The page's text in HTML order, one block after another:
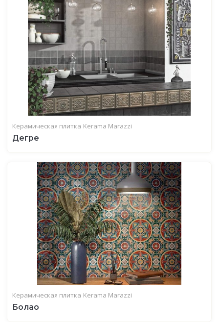
Керамическая плитка Kerama Marazzi
Дегре
Керамическая плитка Kerama Marazzi
Болао